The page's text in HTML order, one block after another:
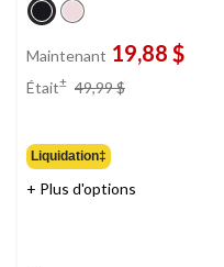
Maintenant 19,88 $
Était± 49,99 $
Liquidation‡
+ Plus d'options